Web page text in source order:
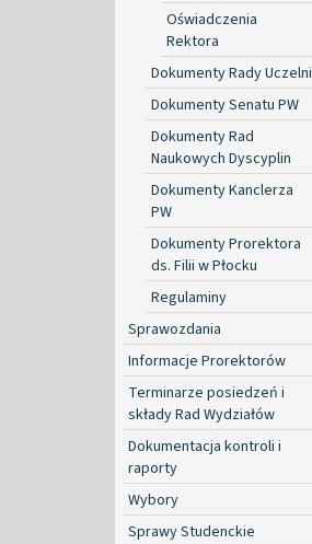
Oświadczenia
Rektora
Dokumenty Rady Uczelni
Dokumenty Senatu PW
Dokumenty Rad
Naukowych Dyscyplin
Dokumenty Kanclerza
PW
Dokumenty Prorektora
ds. Filii w Płocku
Regulaminy
Sprawozdania
Informacje Prorektorów
Terminarze posiedzeń i
składy Rad Wydziałów
Dokumentacja kontroli i
raporty
Wybory
Sprawy Studenckie